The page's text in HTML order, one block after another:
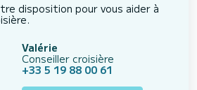
disposition pour vous aider à
Valérie
Conseiller croisière
+33 5 19 88 00 61